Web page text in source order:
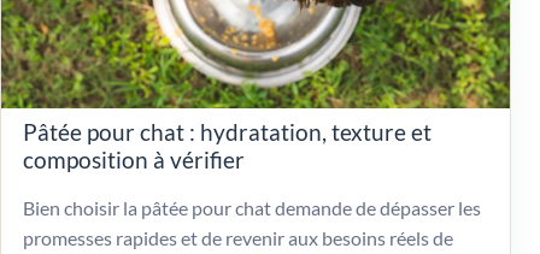
Pâtée pour chat : hydratation, texture et
composition à vérifier
Bien choisir la pâtée pour chat demande de dépasser les
promesses rapides et de revenir aux besoins réels de